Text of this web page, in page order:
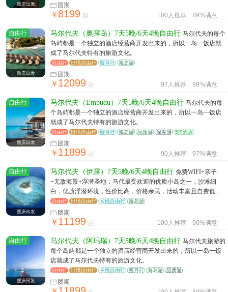
重庆出发 团期
￥8199 起 100人推荐 89%满意
自由行
重庆出发
马尔代夫（奥露岛）7天5晚/6天4晚自由行 马尔代夫的每个
岛屿都是一个独立的酒店经营商开发出来的，所以一岛一饭店就
成了马尔代夫特有的旅游文化。
自由行 出境自由行 蜜月行 海岛游
团期
￥12099 起 97人推荐 98%满意
自由行
重庆出发
马尔代夫（Embudu）7天5晚/6天4晚自由行 马尔代夫的每
个岛屿都是一个独立的酒店经营商开发出来的，所以一岛一饭店
就成了马尔代夫特有的旅游文化。
自由行 出境自由行 蜜月行 海岛游 品质游 深度游 5星酒店
团期
￥11899 起 90人推荐 97%满意
自由行
重庆出发
马尔代夫（伊露）7天5晚/6天4晚自由行 免费WIFI+亲子
+无敌海景+浮潜圣地；马代最受欢迎的优质小岛之一，沙滩细
白，优质浮潜环境，性价比高，价格亲民，活动丰富且自费低，
重点推荐
自由行 出境自由行 长线自由行 海岛游
团期
￥11199 起 100人推荐 90%满意
自由行
重庆出发
马尔代夫（阿玛瑞）7天5晚/6天4晚自由行 马尔代夫旅游的
每个岛屿都是一个独立的酒店经营商开发出来的，所以一岛一饭
店就成了马尔代夫特有的旅游文化。
自由行 出境自由行 长线自由行 蜜月行 海岛游 品质游
团期